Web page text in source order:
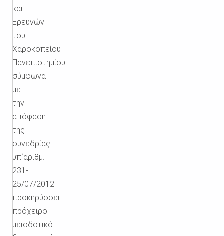
και
Ερευνών
του
Χαροκοπείου
Πανεπιστημίου
σύμφωνα
με
την
απόφαση
της
συνεδρίας
υπ΄αριθμ.
231-
25/07/2012
προκηρύσσει
πρόχειρο
μειοδοτικό